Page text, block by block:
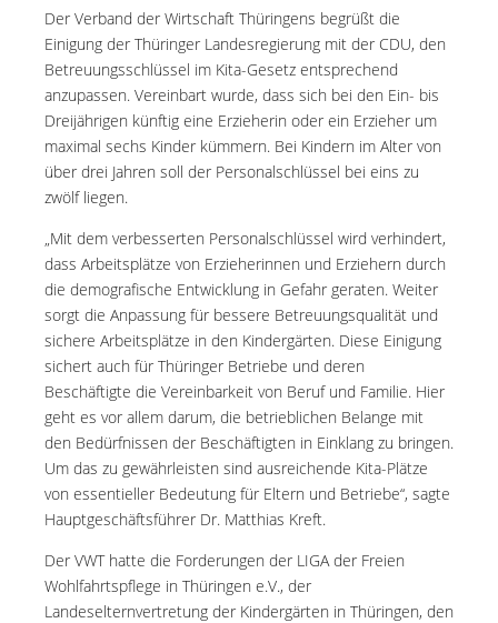
Der Verband der Wirtschaft Thüringens begrüßt die
Einigung der Thüringer Landesregierung mit der CDU, den
Betreuungsschlüssel im Kita-Gesetz entsprechend
anzupassen. Vereinbart wurde, dass sich bei den Ein- bis
Dreijährigen künftig eine Erzieherin oder ein Erzieher um
maximal sechs Kinder kümmern. Bei Kindern im Alter von
über drei Jahren soll der Personalschlüssel bei eins zu
zwölf liegen.
„Mit dem verbesserten Personalschlüssel wird verhindert,
dass Arbeitsplätze von Erzieherinnen und Erziehern durch
die demografische Entwicklung in Gefahr geraten. Weiter
sorgt die Anpassung für bessere Betreuungsqualität und
sichere Arbeitsplätze in den Kindergärten. Diese Einigung
sichert auch für Thüringer Betriebe und deren
Beschäftigte die Vereinbarkeit von Beruf und Familie. Hier
geht es vor allem darum, die betrieblichen Belange mit
den Bedürfnissen der Beschäftigten in Einklang zu bringen.
Um das zu gewährleisten sind ausreichende Kita-Plätze
von essentieller Bedeutung für Eltern und Betriebe“, sagte
Hauptgeschäftsführer Dr. Matthias Kreft.
Der VWT hatte die Forderungen der LIGA der Freien
Wohlfahrtspflege in Thüringen e.V., der
Landeselternvertretung der Kindergärten in Thüringen, den